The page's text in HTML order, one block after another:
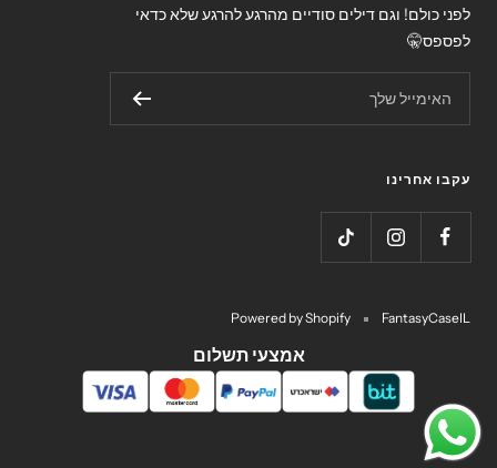
לפני כולם! וגם דילים סודיים מהרגע להרגע שלא כדאי
לפספס🤫
האימייל שלך
עקבו אחרינו
FantasyCaseIL
Powered by Shopify
אמצעי תשלום